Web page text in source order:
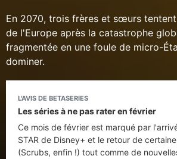
En 2070, trois frères et sœurs
de l'Europe après la catastrophe
fragmentée en une foule de micro-
dominer.
L'AVIS DE BETASERIES
Les séries à ne pas rater en février
Ce mois de février est marqué par
STAR de Disney+ et le retour de
(Scrubs, enfin !) tout comme de